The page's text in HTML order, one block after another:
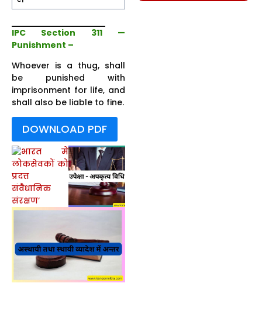
IPC Section 311 —
Punishment –
Whoever is a thug, shall
be punished with
imprisonment for life, and
shall also be liable to fine.
DOWNLOAD PDF